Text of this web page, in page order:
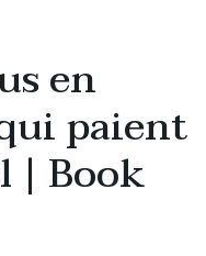
en
paient
| Book